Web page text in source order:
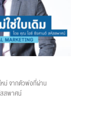
ม่ จากตัวพ่อที่ผ่าน
สพาศน์